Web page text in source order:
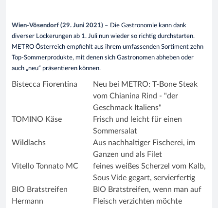
Wien-Vösendorf (29. Juni 2021) – Die Gastronomie kann dank
diverser Lockerungen ab 1. Juli nun wieder so richtig durchstarten.
METRO Österreich empfiehlt aus ihrem umfassenden Sortiment zehn
Top-Sommerprodukte, mit denen sich Gastronomen abheben oder
auch „neu“ präsentieren können.
Bistecca Fiorentina
Neu bei METRO: T-Bone Steak
vom Chianina Rind - "der
Geschmack Italiens"
TOMINO Käse
Frisch und leicht für einen
Sommersalat
Wildlachs
Aus nachhaltiger Fischerei, im
Ganzen und als Filet
Vitello Tonnato MC
feines weißes Scherzel vom Kalb,
Sous Vide gegart, servierfertig
BIO Bratstreifen
Hermann
BIO Bratstreifen, wenn man auf
Fleisch verzichten möchte